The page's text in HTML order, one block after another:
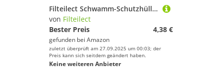
Filteilect Schwamm-Schutzhülle für 12 g plus 16 g Gaszylinder-Kartuschen-Kapselpumpe mit Frostschutz-Design, 2 Stück
von Filteilect
Bester Preis
4,38 €
gefunden bei Amazon
zuletzt überprüft am 27.09.2025 um 00:03; der
Preis kann sich seitdem geändert haben.
Keine weiteren Anbieter